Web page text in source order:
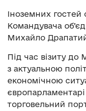
Іноземних гостей
Командувача
Михайло
Під час візиту до
з актуальною
економічною
торговельний